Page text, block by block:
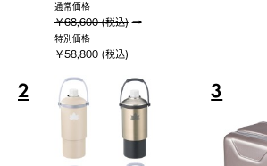
通常価格
￥68,600 (税込)
特別価格
￥58,800 (税込)
2 3